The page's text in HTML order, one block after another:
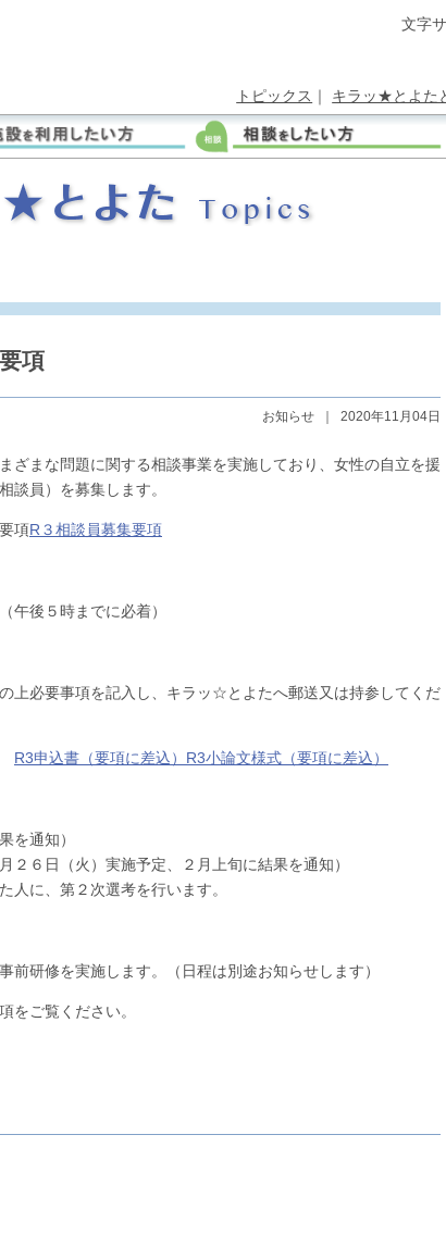
文字
トピックス ｜ キラッ★とよた
項
お知らせ ｜ 2020年11月04日
ざまな問題に関する相談事業を実施しており、女性の自立を援
談員）を募集します。
項R３相談員募集要項
後５時までに必着）
上必要事項を記入し、キラッ☆とよたへ郵送又は持参してくだ
R3申込書（要項に差込） R3小論文様式（要項に差込）
通知）
日（火）実施予定、２月上旬に結果を通知）
次選考を行います。
研修を実施します。（日程は別途お知らせします）
をご覧ください。